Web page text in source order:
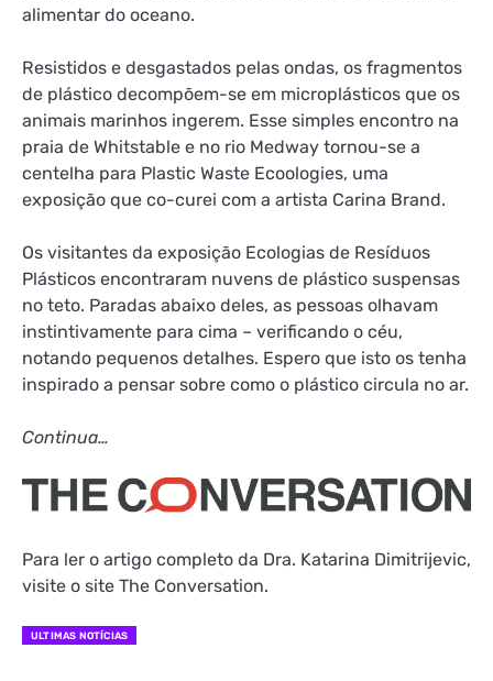
alimentar do oceano.
Resistidos e desgastados pelas ondas, os fragmentos
de plástico decompõem-se em microplásticos que os
animais marinhos ingerem. Esse simples encontro na
praia de Whitstable e no rio Medway tornou-se a
centelha para Plastic Waste Ecoologies, uma
exposição que co-curei com a artista Carina Brand.
Os visitantes da exposição Ecologias de Resíduos
Plásticos encontraram nuvens de plástico suspensas
no teto. Paradas abaixo deles, as pessoas olhavam
instintivamente para cima – verificando o céu,
notando pequenos detalhes. Espero que isto os tenha
inspirado a pensar sobre como o plástico circula no ar.
Continua…
Para ler o artigo completo da Dra. Katarina Dimitrijevic,
visite o site The Conversation.
ULTIMAS NOTÍCIAS